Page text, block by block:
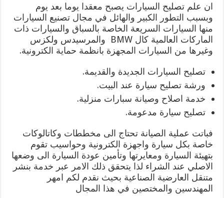
ان علم تصليح السيارات يصبح معقدا يوما بعد يوم
وبسبب التطور الكبير والهائل في مجال تصنيع السيارات
منها السيارات السريعة الخاصة بالسباق والسيارات ذات
الماركات العالمية كال BMW والمرسيدس ولكزس
وغيرها من السيارات المجهزة بانظمة حماية الكترونية.
تصليح السيارات الجديدة والقديمة.
ورشة تصليح سيارة عند البيت.
خدمة اصلاح وصيانة سبارات منزلية.
تصليح سيارة مدعومة.
فباتت عملية الصيانة تحتاج الى مخططات وكاتالوكات
خاصة بكل سيارة واجهزة الكترونية وحواسيب تقوم
بتهيئة السيارة ومعايرتها وتأمين عودة السيارة الى وضعها
الاصلي عند الشراء لذا يتحقق ذلك الامر عبر خدمة بنشر
متنقل العارضية الصناعية بحيث نقدم لكم امهر
المهندسين والمختصين في هذا المجال